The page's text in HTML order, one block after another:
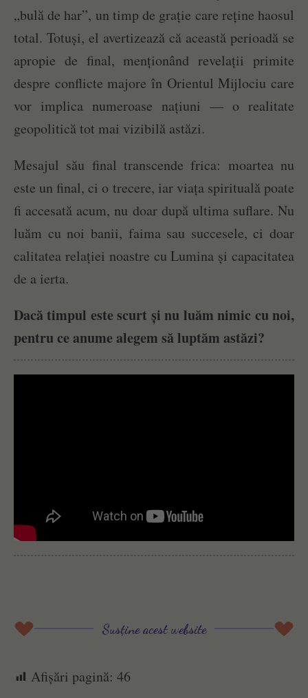
„bulă de har”, un timp de grație care reține haosul
total. Totuși, el avertizează că această perioadă se
apropie de final, menționând revelații primite
despre conflicte majore în Orientul Mijlociu care
vor implica numeroase națiuni — o realitate
geopolitică tot mai vizibilă astăzi.
Mesajul său final transcende frica: moartea nu
este un final, ci o trecere, iar viața spirituală poate
fi accesată acum, nu doar după ultima suflare. Nu
luăm cu noi banii, faima sau succesele, ci doar
calitatea relației noastre cu Lumina și capacitatea
de a ierta.
Dacă timpul este scurt și nu luăm nimic cu noi,
pentru ce anume alegem să luptăm astăzi?
Susține acest website
Afișări pagină: 46